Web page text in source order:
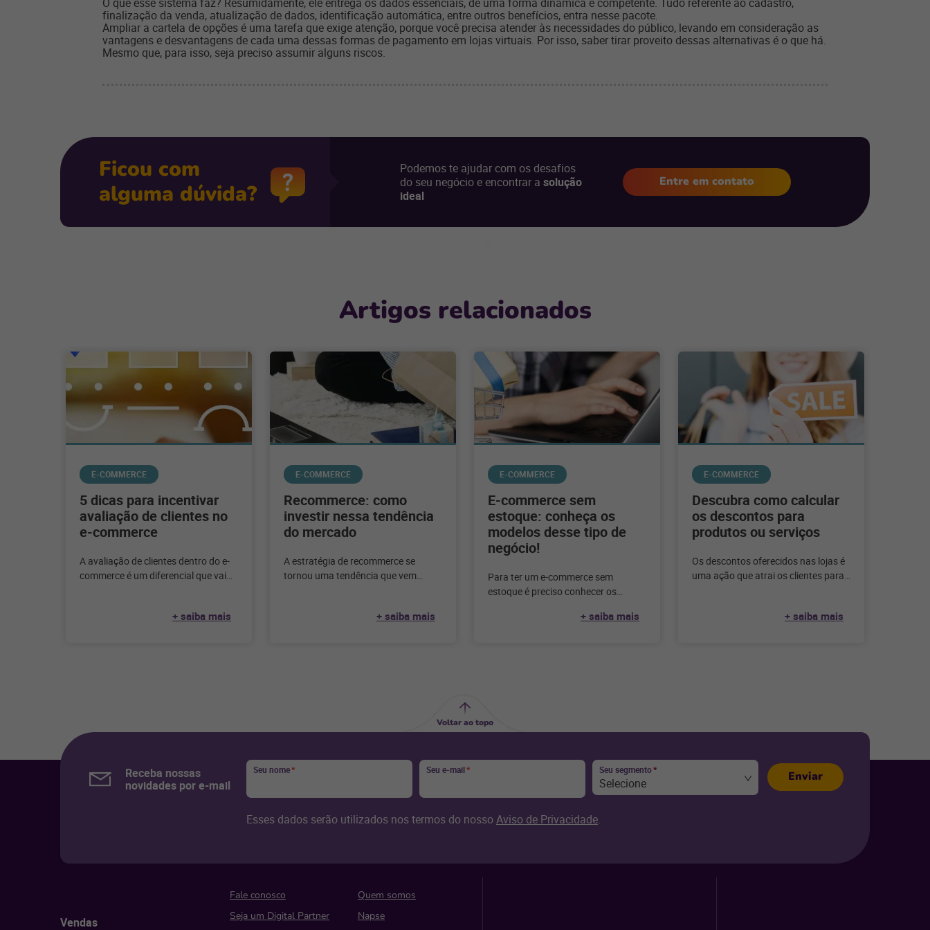
finalização da venda, atualização de dados, identificação automática, entre outros benefícios, entra nesse pacote.
Ampliar a cartela de opções é uma tarefa que exige atenção, porque você precisa atender às necessidades do público, levando em consideração as
vantagens e desvantagens de cada uma dessas formas de pagamento em lojas virtuais. Por isso, saber tirar proveito dessas alternativas é o que há.
Mesmo que, para isso, seja preciso assumir alguns riscos.
Ficou com
alguma dúvida?
Podemos te ajudar com os desafios
do seu negócio e encontrar a solução
ideal
Entre em contato
Artigos relacionados
E-COMMERCE
5 dicas para incentivar
avaliação de clientes no
e-commerce
A avaliação de clientes dentro do e-
commerce é um diferencial que vai
+ saiba mais
E-COMMERCE
Recommerce: como
investir nessa tendência
do mercado
A estratégia de recommerce se
tornou uma tendência que vem
+ saiba mais
E-COMMERCE
E-commerce sem
estoque: conheça os
modelos desse tipo de
negócio!
Para ter um e-commerce sem
estoque é preciso conhecer os
escolha. Confira até que ponto
+ saiba mais
E-COMMERCE
Descubra como calcular
os descontos para
produtos ou serviços
Os descontos oferecidos nas lojas é
uma ação que atrai os clientes para
+ saiba mais
Voltar ao topo
Receba nossas
novidades por e-mail
Seu nome* Seu e-mail* Seu segmento*
Selecione
Esses dados serão utilizados nos termos do nossoAviso de Privacidade.
Enviar
Vendas
Fale conosco
Quem somos
Seja um Digital Partner
Napse